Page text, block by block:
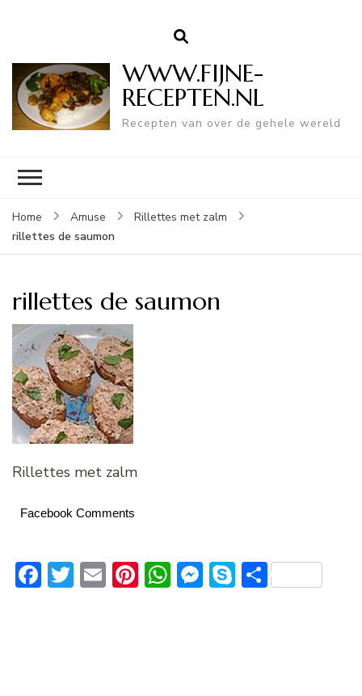
WWW.FIJNE-
RECEPTEN.NL
Recepten van over de gehele wereld
Home Amuse
Rillettes met zalm
rillettes de saumon
rillettes de saumon
Rillettes met zalm
Facebook Comments
Facebook
Twitter
EmailPinterest
WhatsApp
Messenger
Skype
Delen